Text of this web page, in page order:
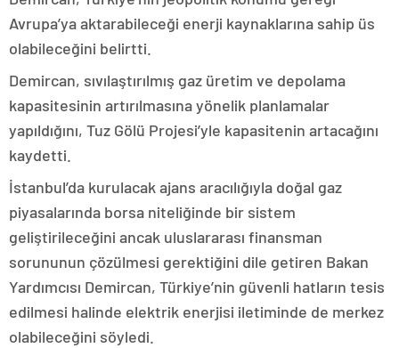
Avrupa’ya aktarabileceği enerji kaynaklarına sahip üs
olabileceğini belirtti.
Demircan, sıvılaştırılmış gaz üretim ve depolama
kapasitesinin artırılmasına yönelik planlamalar
yapıldığını, Tuz Gölü Projesi’yle kapasitenin artacağını
kaydetti.
İstanbul’da kurulacak ajans aracılığıyla doğal gaz
piyasalarında borsa niteliğinde bir sistem
geliştirileceğini ancak uluslararası finansman
sorununun çözülmesi gerektiğini dile getiren Bakan
Yardımcısı Demircan, Türkiye’nin güvenli hatların tesis
edilmesi halinde elektrik enerjisi iletiminde de merkez
olabileceğini söyledi.